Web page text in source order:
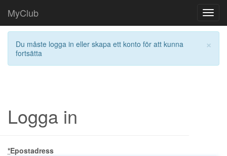
MyClub
×
Du måste logga in eller skapa ett konto för att kunna
fortsätta
Logga in
*Epostadress